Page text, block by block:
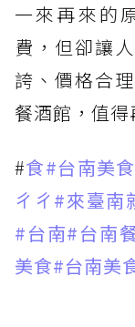
一來再來的
費，但卻讓
誇、價格合
餐酒館，值得
#食#台南美食
ㄔㄔ#來臺南
#台南#台南
美食#台南美